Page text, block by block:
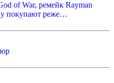
of War, ремейк Rayman
покупают реже…